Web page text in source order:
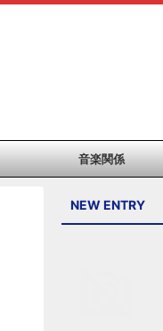
音楽関係
NEW ENTRY